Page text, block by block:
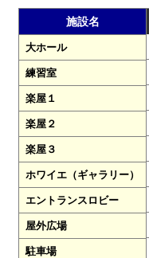
施設名
大ホール
練習室
楽屋１
楽屋２
楽屋３
ホワイエ（ギャラリー）
エントランスロビー
屋外広場
駐車場